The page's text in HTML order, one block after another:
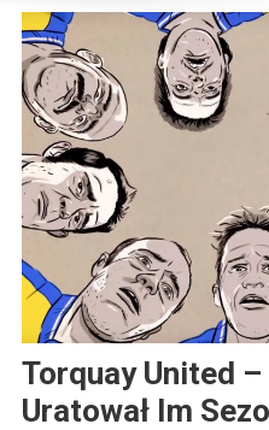
Torquay United
Uratował Im